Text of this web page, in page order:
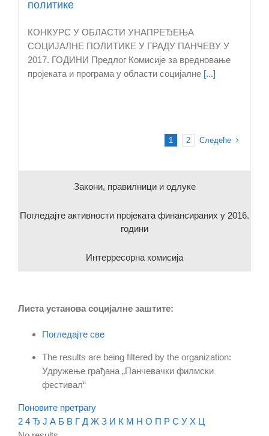
политике
КОНКУРС У ОБЛАСТИ УНАПРЕЂЕЊА
СОЦИЈАЛНЕ ПОЛИТИКЕ У ГРАДУ ПАНЧЕВУ У
2017. ГОДИНИ Предлог Комисије за вредновање
пројеката и програма у области социјалне [...]
1 2 Следеће
Закони, правилници и одлуке
Погледајте активности пројеката финансираних у 2016.
години
Интерресорна комисија
Листа установа социјалне заштите:
Погледајте све
The results are being filtered by the organization:
Удружење грађана „Панчевачки филмски
фестивал“
Поновите претрагу
2 4 Ђ Ј А Б В Г Д Ж З И К М Н О П Р С У Х Ц